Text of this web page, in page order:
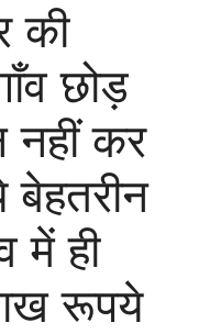
की
छोड़
नहीं कर
बेहतरीन
में ही
रूपये